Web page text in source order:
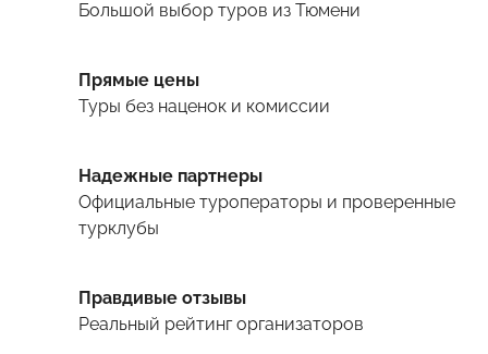
Большой выбор туров из Тюмени
Прямые цены
Туры без наценок и комиссии
Надежные партнеры
Официальные туроператоры и проверенные
турклубы
Правдивые отзывы
Реальный рейтинг организаторов